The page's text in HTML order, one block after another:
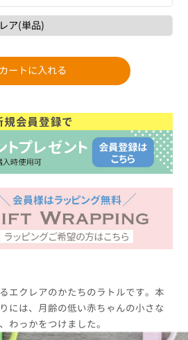
エクレアのかたちのラトルです。本
には、月齢の低い赤ちゃんの小さな
わっかをつけました。